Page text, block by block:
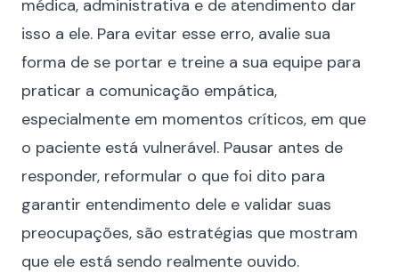
médica, administrativa e de atendimento dar
isso a ele. Para evitar esse erro, avalie sua
forma de se portar e treine a sua equipe para
praticar a comunicação empática,
especialmente em momentos críticos, em que
o paciente está vulnerável. Pausar antes de
responder, reformular o que foi dito para
garantir entendimento dele e validar suas
preocupações, são estratégias que mostram
que ele está sendo realmente ouvido.